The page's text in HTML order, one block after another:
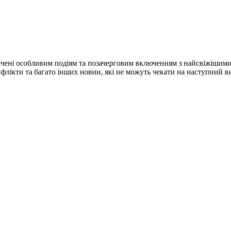
особливим подіям та позачерговим включенням з
та багато інших новин, які не можуть чекати на наступний